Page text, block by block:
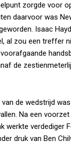
zorgde voor
daarvoor was
Isaac
al zou een treffer
de
de wedstrijd
Na een
werkte verdediger
druk van Ben